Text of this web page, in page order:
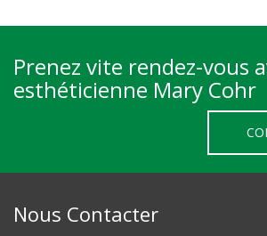
Prenez vite rendez-vous
esthéticienne Mary Cohr
Nous Contacter